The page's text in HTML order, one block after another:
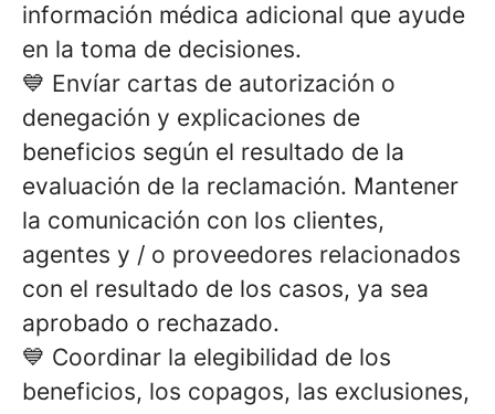
información médica adicional que ayude
en la toma de decisiones.
💙 Envíar cartas de autorización o
denegación y explicaciones de
beneficios según el resultado de la
evaluación de la reclamación. Mantener
la comunicación con los clientes,
agentes y / o proveedores relacionados
con el resultado de los casos, ya sea
aprobado o rechazado.
💙 Coordinar la elegibilidad de los
beneficios, los copagos, las exclusiones,